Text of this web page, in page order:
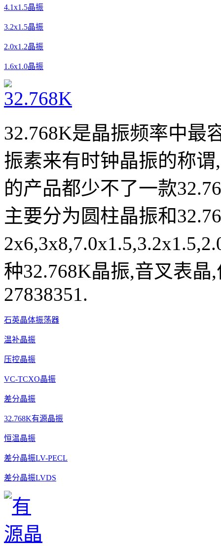
4.1x1.5晶振
3.2x1.5晶振
2.0x1.2晶振
1.6x1.0晶振
32.768K是晶振频率中最
振素来有时钟晶振的称
的产品都少不了一款
主要分为圆柱晶振和
种32.768K晶振,音叉表晶
27838351.
石英晶体振荡器
温补晶振
压控晶振
VC-TCXO晶振
差分晶振
32.768K有源晶振
恒温晶振
差分晶振LV-PECL
差分晶振LVDS